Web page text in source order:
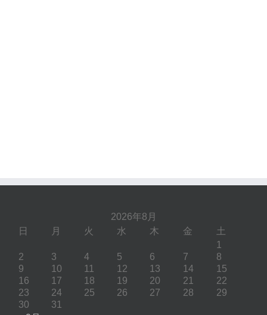
2026年8月
日
月 火 水 木 金
土
1
2
3 4 5 6 7
8
9
10 11 12 13 14
15
16
17 18 19 20 21
22
23
24 25 26 27 28
29
30
31